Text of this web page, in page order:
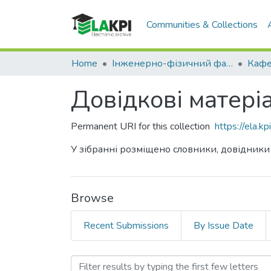
Communities & Collections
Home Інженерно-фізичний факультет (ІФФ)
Довідкові
Permanent URI for this collection https://
У зібранні розміщено словники,
Browse
Recent Submissions By Issue Date
Browsing Довідкові